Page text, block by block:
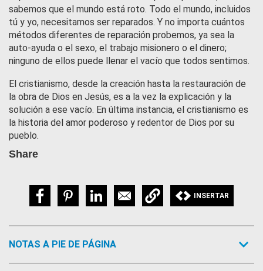
sabemos que el mundo está roto. Todo el mundo, incluidos
tú y yo, necesitamos ser reparados. Y no importa cuántos
métodos diferentes de reparación probemos, ya sea la
auto-ayuda o el sexo, el trabajo misionero o el dinero;
ninguno de ellos puede llenar el vacío que todos sentimos.
El cristianismo, desde la creación hasta la restauración de
la obra de Dios en Jesús, es a la vez la explicación y la
solución a ese vacío. En última instancia, el cristianismo es
la historia del amor poderoso y redentor de Dios por su
pueblo.
Share
INSERTAR
NOTAS A PIE DE PÁGINA